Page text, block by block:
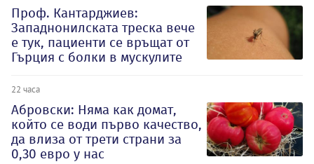
Проф. Кантарджиев:
Западнонилската треска вече
е тук, пациенти се връщат от
Гърция с болки в мускулите
22 часа
Абровски: Няма как домат,
който се води първо качество,
да влиза от трети страни за
0,30 евро у нас